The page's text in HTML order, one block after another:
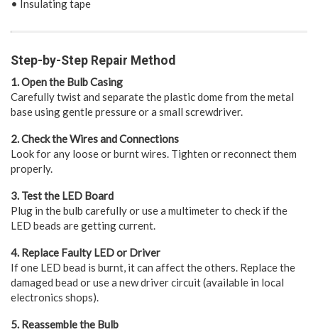
• Insulating tape
Step-by-Step Repair Method
1. Open the Bulb Casing
Carefully twist and separate the plastic dome from the metal
base using gentle pressure or a small screwdriver.
2. Check the Wires and Connections
Look for any loose or burnt wires. Tighten or reconnect them
properly.
3. Test the LED Board
Plug in the bulb carefully or use a multimeter to check if the
LED beads are getting current.
4. Replace Faulty LED or Driver
If one LED bead is burnt, it can affect the others. Replace the
damaged bead or use a new driver circuit (available in local
electronics shops).
5. Reassemble the Bulb